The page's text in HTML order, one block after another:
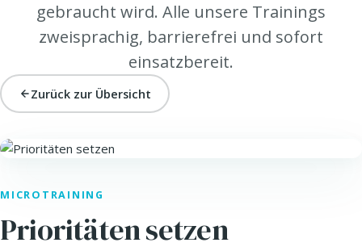
gebraucht wird. Alle unsere Trainings
zweisprachig, barrierefrei und sofort
einsatzbereit.
Zurück zur Übersicht
MICROTRAINING
Prioritäten setzen